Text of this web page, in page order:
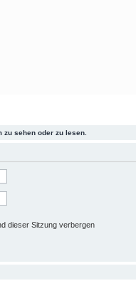
sehen oder zu lesen.
dieser Sitzung verbergen